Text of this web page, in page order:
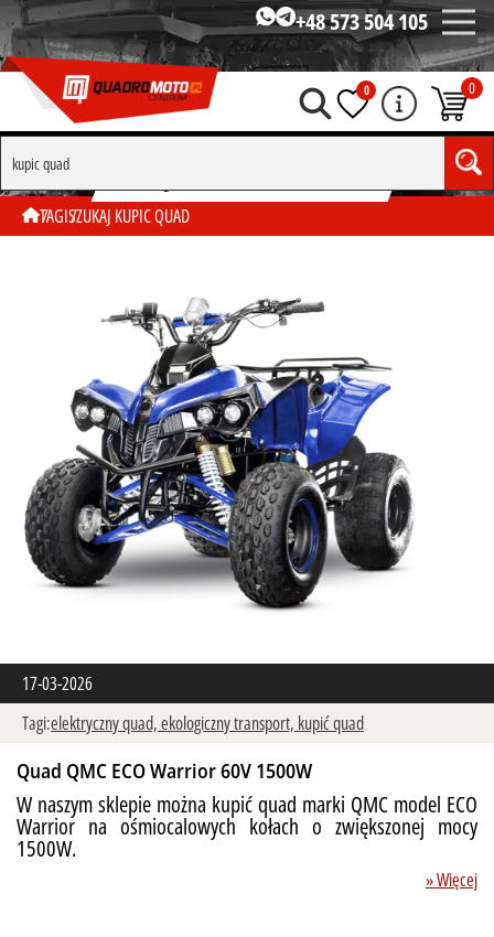
+48 573 504 105
0 0
TAGISZUKAJ KUPIC QUAD
17-03-2026
Tagi:elektryczny quad,ekologiczny transport, kupić quad
Quad QMC ECO Warrior 60V 1500W
W naszym sklepie można kupić quad marki QMC model ECO
Warrior na ośmiocalowych kołach o zwiększonej mocy
1500W.
» Więcej